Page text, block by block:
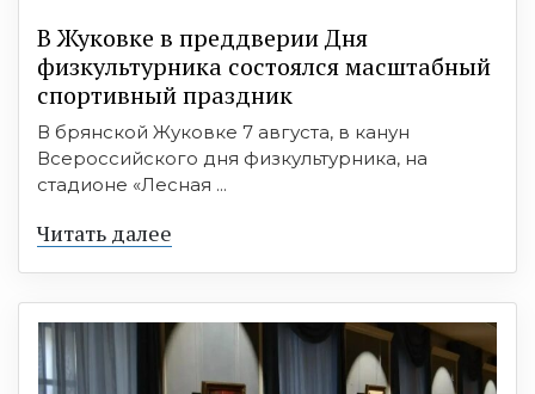
В Жуковке в преддверии Дня
физкультурника состоялся масштабный
спортивный праздник
В брянской Жуковке 7 августа, в канун
Всероссийского дня физкультурника, на
стадионе «Лесная ...
Читать далее